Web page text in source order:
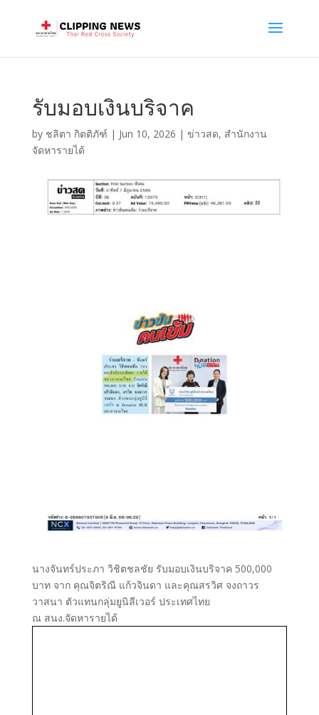
รับมอบเงินบริจาค
by ชลิตา กิตติภัฑ์ | Jun 10, 2026 | ข่าวสด, สำนักงาน
จัดหารายได้
นางจันทร์ประภา วิชิตชลชัย รับมอบเงินบริจาค 500,000
บาท จาก คุณจิตริณี แก้วจินดา และคุณสรวิศ จงถาวร
วาสนา ตัวแทนกลุ่มยูนิลีเวอร์ ประเทศไทย
ณ สนง.จัดหารายได้